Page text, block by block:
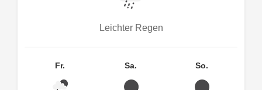
Leichter Regen
Fr. Sa. So.